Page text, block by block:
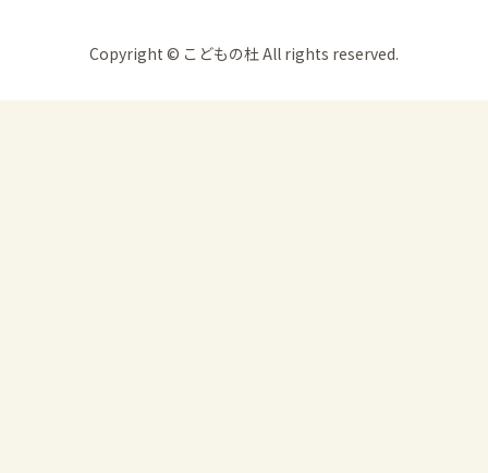
Copyright © こどもの杜 All rights reserved.